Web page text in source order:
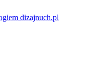
dizajnuch.pl